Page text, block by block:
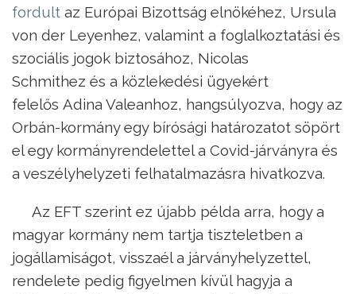
fordult az Európai Bizottság elnökéhez, Ursula
von der Leyenhez, valamint a foglalkoztatási és
szociális jogok biztosához, Nicolas
Schmithez és a közlekedési ügyekért
felelős Adina Valeanhoz, hangsúlyozva, hogy az
Orbán-kormány egy bírósági határozatot söpört
el egy kormányrendelettel a Covid-járványra és
a veszélyhelyzeti felhatalmazásra hivatkozva.
Az EFT szerint ez újabb példa arra, hogy a
magyar kormány nem tartja tiszteletben a
jogállamiságot, visszaél a járványhelyzettel,
rendelete pedig figyelmen kívül hagyja a